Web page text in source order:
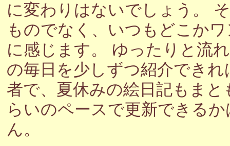
に変わりはないでしょう。
ものでなく、いつもどこか
に感じます。 ゆったりと流
の毎日を少しずつ紹介でき
者で、夏休みの絵日記もま
らいのペースで更新できる
ん。